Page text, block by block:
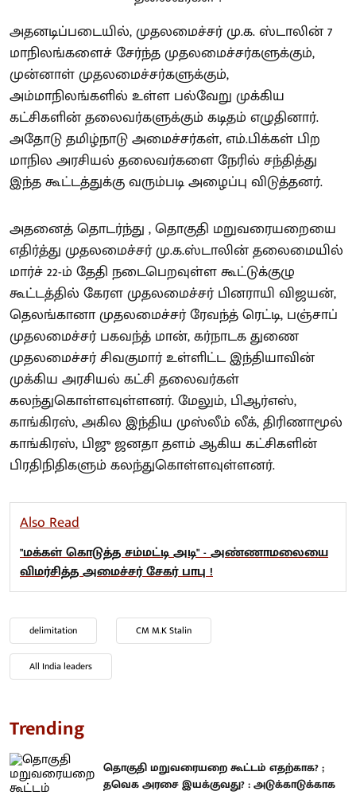
அதனடிப்படையில், முதலமைச்சர் மு.க. ஸ்டாலின் 7
மாநிலங்களைச் சேர்ந்த முதலமைச்சர்களுக்கும்,
முன்னாள் முதலமைச்சர்களுக்கும்,
அம்மாநிலங்களில் உள்ள பல்வேறு முக்கிய
கட்சிகளின் தலைவர்களுக்கும் கடிதம் எழுதினார்.
அதோடு தமிழ்நாடு அமைச்சர்கள், எம்.பிக்கள் பிற
மாநில அரசியல் தலைவர்களை நேரில் சந்தித்து
இந்த கூட்டத்துக்கு வரும்படி அழைப்பு விடுத்தனர்.
அதனைத் தொடர்ந்து , தொகுதி மறுவரையறையை
எதிர்த்து முதலமைச்சர் மு.க.ஸ்டாலின் தலைமையில்
மார்ச் 22-ம் தேதி நடைபெறவுள்ள கூட்டுக்குழு
கூட்டத்தில் கேரள முதலமைச்சர் பினராயி விஜயன்,
தெலங்கானா முதலமைச்சர் ரேவந்த் ரெட்டி, பஞ்சாப்
முதலமைச்சர் பகவந்த் மான், கர்நாடக துணை
முதலமைச்சர் சிவகுமார் உள்ளிட்ட இந்தியாவின்
முக்கிய அரசியல் கட்சி தலைவர்கள்
கலந்துகொள்ளவுள்ளனர். மேலும், பிஆர்எஸ்,
காங்கிரஸ், அகில இந்திய முஸ்லீம் லீக், திரிணாமூல்
காங்கிரஸ், பிஜு ஜனதா தளம் ஆகிய கட்சிகளின்
பிரதிநிதிகளும் கலந்துகொள்ளவுள்ளனர்.
Also Read
"மக்கள் கொடுத்த சம்மட்டி அடி" - அண்ணாமலையை
விமர்சித்த அமைச்சர் சேகர் பாபு !
delimitation CM M.K Stalin
All India leaders
Trending
தொகுதி மறுவரையறை கூட்டம் எதற்காக? ;
தவெக அரசை இயக்குவது? : அடுக்காடுக்காக